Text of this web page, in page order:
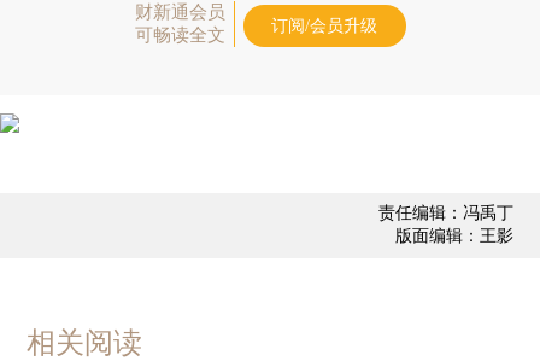
财新通会员
可畅读全文
订阅/会员升级
责任编辑：冯禹丁
版面编辑：王影
相关阅读